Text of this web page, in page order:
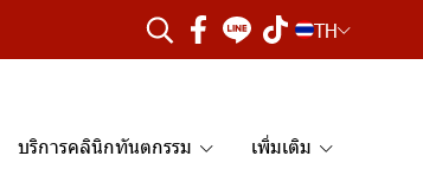
TH
บริการคลินิกทันตกรรม เพิ่มเติม